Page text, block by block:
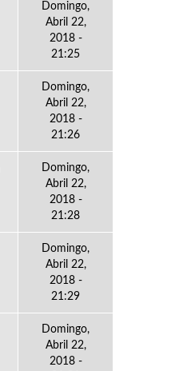
Domingo,
Abril 22,
2018 -
21:25
Domingo,
Abril 22,
2018 -
21:26
Domingo,
Abril 22,
2018 -
21:28
Domingo,
Abril 22,
2018 -
21:29
Domingo,
Abril 22,
2018 -